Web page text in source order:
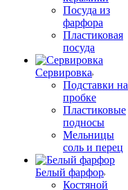
Посуда из
фарфора
Пластиковая
посуда
Сервировка
Подставки на
пробке
Пластиковые
подносы
Мельницы
соль и перец
Белый фарфор
Костяной